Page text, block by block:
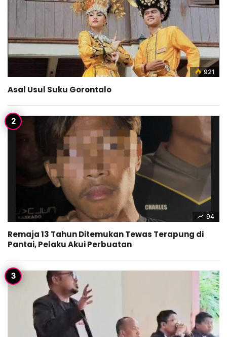
921
Asal Usul Suku Gorontalo
94
Remaja 13 Tahun Ditemukan Tewas Terapung di
Pantai, Pelaku Akui Perbuatan